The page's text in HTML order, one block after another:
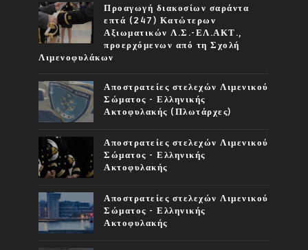
Προαγωγή διακοσίων σαράντα
επτά (247) Κατώτερων
Αξιωματικών Λ.Σ.-ΕΛ.ΑΚΤ.,
προερχόμενων από τη Σχολή
Λιμενοφυλάκων
Αποστρατείες στελεχών Λιμενικού
Σώματος - Ελληνικής
Ακτοφυλακής (Πλωτάρχες)
Αποστρατείες στελεχών Λιμενικού
Σώματος - Ελληνικής
Ακτοφυλακής
Αποστρατείες στελεχών Λιμενικού
Σώματος - Ελληνικής
Ακτοφυλακής